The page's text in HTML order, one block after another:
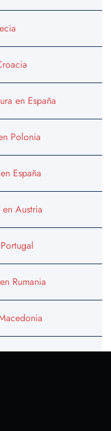
en España
Polonia
España
Austria
Rumania